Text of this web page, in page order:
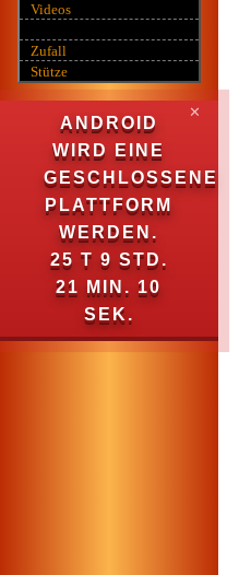
Videos
Zufall
Stütze
ANDROID
WIRD EINE
GESCHLOSSENE
PLATTFORM
WERDEN.
25 T 9 STD.
21 MIN. 10
SEK.
✕